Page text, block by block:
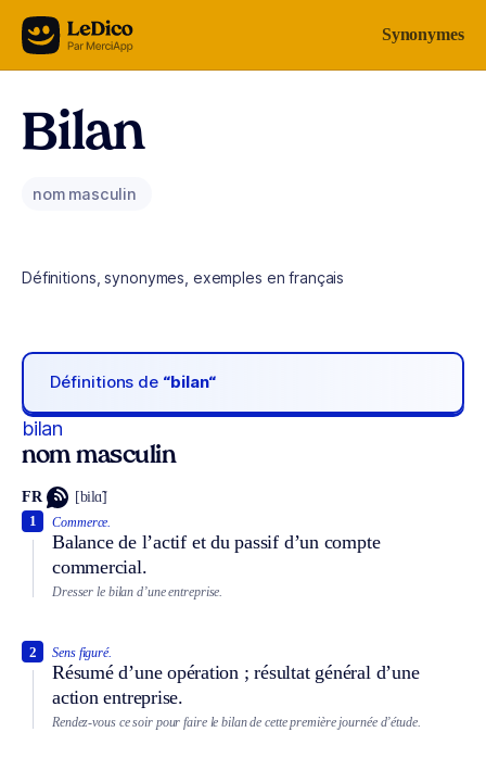
Aller au contenu Synonymes
Bilan
nom masculin
Définitions, synonymes, exemples en français
Définitions de “bilan“
bilan
nom masculin
FR [bilɑ̃]
Commerce.
Balance de l’actif et du passif d’un compte
commercial.
1
Dresser le bilan d’une entreprise.
Sens figuré.
Résumé d’une opération ; résultat général d’une
action entreprise.
2
Rendez-vous ce soir pour faire le bilan de cette première journée d’étude.